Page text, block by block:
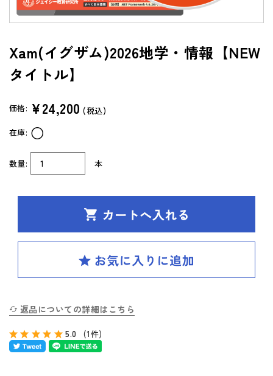
共通テスト/センター試験過去問データベース
センターTen 2026
通常版
アップグレード版
（DVD-ROM簡易パッケージ）
アップグレード版
（ダウンロード）
製品サポートページ
よくあるご質問（FAQ）
SPIRAL（スパイラル）新ラインナップ発刊
新刊 高校への準備
はじめてのお客様へ
Xam(イグザム)2026地学・情報【NEW
タイトル】
価格: ¥24,200 (税込)
数量: 本
在庫: ○
返品についての詳細はこちら
5.0 (1件)